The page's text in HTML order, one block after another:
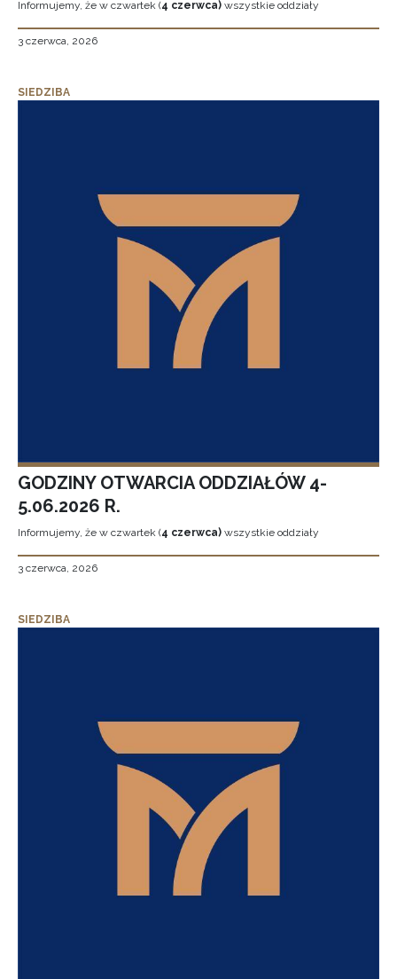
Informujemy, że w czwartek (4 czerwca) wszystkie oddziały
3 czerwca, 2026
SIEDZIBA
GODZINY OTWARCIA ODDZIAŁÓW 4-
5.06.2026 R.
Informujemy, że w czwartek (4 czerwca) wszystkie oddziały
3 czerwca, 2026
SIEDZIBA